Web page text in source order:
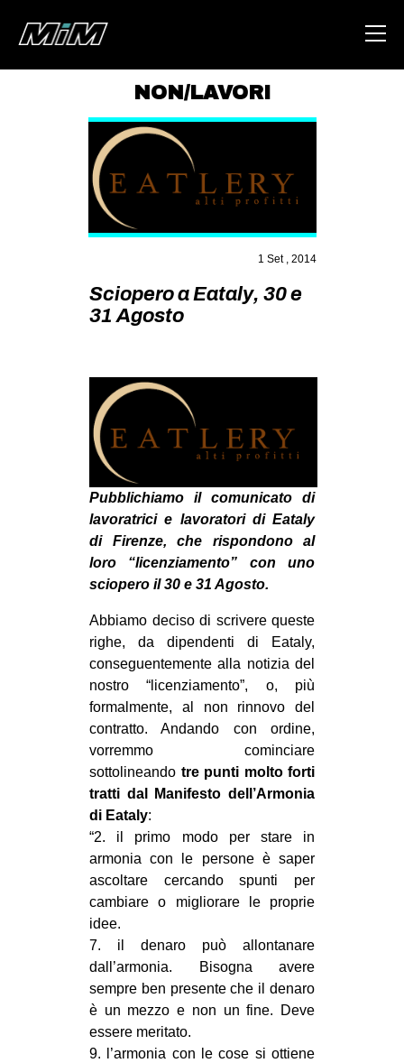
ABOUT
AREA
CSOA LAMBRETTA
ZAM
MILANO
MOBILITAZIONI
SPORT POPOLARE
MOVIMENTI
DIRITTO ALL’ABITARE
GENERI
PRECARIATO
REPRESSIONE
STUDENTI
ARTE
CINEMA
MUSICA
RECENSIONI
INTERNAZIONALE
AFRICA
NON/LAVORI
1 Set , 2014
Sciopero a Eataly, 30 e
31 Agosto
Pubblichiamo il comunicato di
lavoratrici e lavoratori di Eataly
di Firenze, che rispondono al
loro “licenziamento” con uno
sciopero il 30 e 31 Agosto.
Abbiamo deciso di scrivere queste
righe, da dipendenti di Eataly,
conseguentemente alla notizia del
nostro “licenziamento”, o, più
formalmente, al non rinnovo del
contratto. Andando con ordine,
vorremmo cominciare
sottolineando tre punti molto forti
tratti dal Manifesto dell’Armonia
di Eataly:
“2. il primo modo per stare in
armonia con le persone è saper
ascoltare cercando spunti per
cambiare o migliorare le proprie
idee.
7. il denaro può allontanare
dall’armonia. Bisogna avere
sempre ben presente che il denaro
è un mezzo e non un fine. Deve
essere meritato.
9. l’armonia con le cose si ottiene